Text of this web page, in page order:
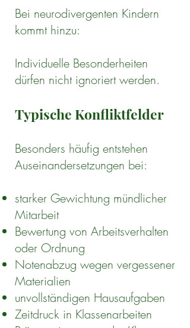
Bei neurodivergenten Kindern
kommt hinzu:
Individuelle Besonderheiten
dürfen nicht ignoriert werden.
Typische Konfliktfelder
Besonders häufig entstehen
Auseinandersetzungen bei:
starker Gewichtung mündlicher
Mitarbeit
Bewertung von Arbeitsverhalten
oder Ordnung
Notenabzug wegen vergessener
Materialien
unvollständigen Hausaufgaben
Zeitdruck in Klassenarbeiten